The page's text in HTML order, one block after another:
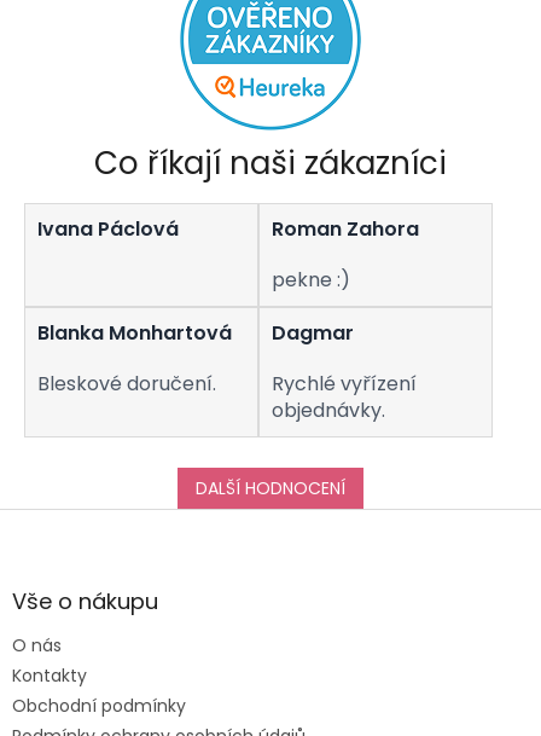
a
c
í
p
r
v
k
v
ý
i
s
u
Co říkají naši zákazníci
Ivana Páclová
Roman Zahora
pekne :)
Blanka Monhartová
Bleskové doručení.
Dagmar
Rychlé vyřízení
objednávky.
DALŠÍ HODNOCENÍ
Z
aVše o nákupu
O nás
Kontakty
Obchodní podmínky